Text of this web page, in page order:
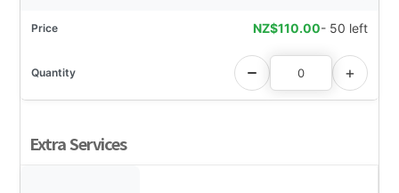
NZ$110.00- 50 left
Extra Services